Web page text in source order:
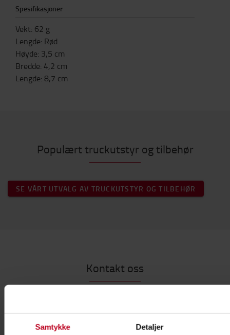
Samtykke Detaljer
Spesifikasjoner
Vekt: 62 g
Lengde: Rød
Høyde: 3,5 cm
Bredde: 4,2 cm
Lengde: 8,7 cm
Populært truckutstyr og tilbehør
SE VÅRT UTVALG AV TRUCKUTSTYR OG TILBEHØR
Kontakt oss